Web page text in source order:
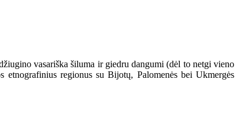
vasariška šiluma ir giedru dangumi (dėl to netgi vieno
regionus su Bijotų, Palomenės bei Ukmergės